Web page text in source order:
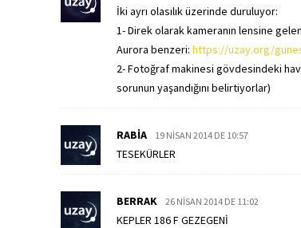
İki ayrı olasılık üzerinde duruluyor:
1- Direk olarak kameranın lensine
Aurora benzeri: https://uzay.org/
2- Fotoğraf makinesi gövdesindeki
sorunun yaşandığını belirtiyorlar)
RABIA 19 NISAN 2014 DE 10:57
TESEKÜRLER
BERRAK 26 NISAN 2014 DE 11:02
KEPLER 186 F GEZEGENİ